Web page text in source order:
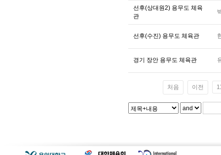
선후(상대원2) 용무도 체육
관
선후(수진) 용무도 체육관
경기 장안 용무도 체육관
처음 이전